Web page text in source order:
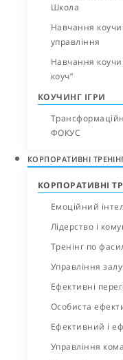
Школа
Навчання
управління
Навчання
коуч”
КОУЧИНГ ІГРИ
ФОКУС
КОРПОРАТИВНІ
КОРПОРАТИВНІ
Емоційний
Лідерство і
Тренінг по
Управління
Ефективні
Особиста
Ефективний і
Управління